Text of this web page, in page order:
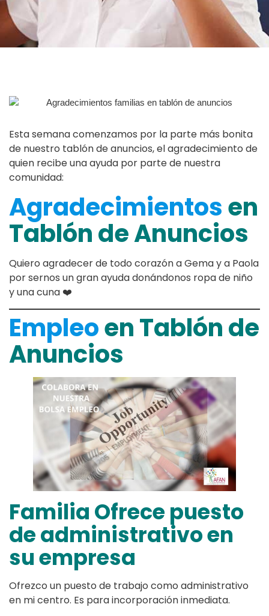
Esta semana comenzamos por la parte más bonita
de nuestro tablón de anuncios, el agradecimiento de
quien recibe una ayuda por parte de nuestra
comunidad:
Agradecimientosen
Tablón de Anuncios
Quiero agradecer de todo corazón a Gema y a Paola
por sernos un gran ayuda donándonos ropa de niño
y una cuna ❤️
Empleoen Tablón de
Anuncios
Familia Ofrece puesto
de administrativo en
su empresa
Ofrezco un puesto de trabajo como administrativo
en mi centro. Es para incorporación inmediata.